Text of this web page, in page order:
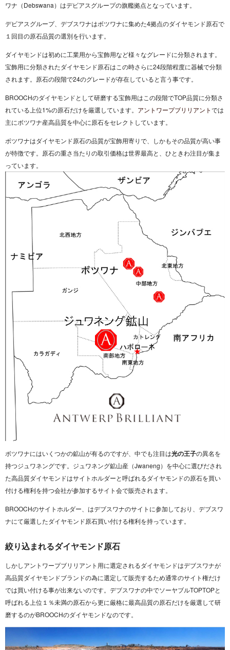
ワナ（Debswana）はデビアスグループの旗艦拠点となっています。
デビアスグループ、デブスワナはボツワナに集めた4拠点のダイヤモンド原石で
１回目の原石品質の選別を行います。
ダイヤモンドは初めに工業用から宝飾用など様々なグレードに分類されます。
宝飾用に分類されたダイヤモンド原石はこの時さらに24段階程度に器械で分類
されます。原石の段階で24のグレードが存在していると言う事です。
BROOCHのダイヤモンドとして研磨する宝飾用はこの段階でTOP品質に分類さ
れている上位1%の原石だけを厳選しています。 アントワープブリリアントでは
主にボツワナ産高品質を中心に原石をセレクトしています。
ボツワナはダイヤモンド原石の品質が宝飾用寄りで、しかもその品質が高い事
が特徴です。原石の重さ当たりの取引価格は世界最高と、ひときわ注目が集ま
っています。
ボツワナにはいくつかの鉱山が有るのですが、中でも注目は光の王子の異名を
持つジュワネングです。ジュワネング鉱山産（Jwaneng）を中心に選びだされ
た高品質ダイヤモンドはサイトホルダーと呼ばれるダイヤモンドの原石を買い
付ける権利を持つ会社が参加するサイト会で販売されます。
BROOCHのサイトホルダー、はデブスワナのサイトに参加しており、デブスワ
ナにて厳選したダイヤモンド原石買い付ける権利を持っています。
絞り込まれるダイヤモンド原石
しかしアントワープブリリアント用に選定されるダイヤモンドはデブスワナが
高品質ダイヤモンドブランドの為に選定して販売するため通常のサイト権だけ
では買い付ける事が出来ないのです。デブスワナの中でソーヤブルTOPTOPと
呼ばれる上位１％未満の原石から更に厳格に最高品質の原石だけを厳選して研
磨するのがBROOCHのダイヤモンドなのです。